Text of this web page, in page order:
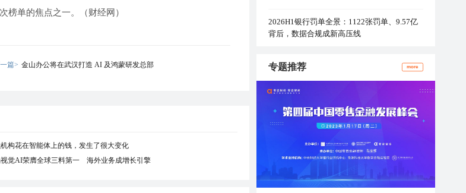
榜单的焦点之一。（财经网）
篇> 金山办公将在武汉打造 AI 及鸿蒙研发总部
构花在智能体上的钱，发生了很大变化
觉AI荣膺全球三料第一 海外业务成增长引擎
2026H1银行罚单全景：1122张罚单、9.57亿
背后，数据合规成新高压线
专题推荐 more